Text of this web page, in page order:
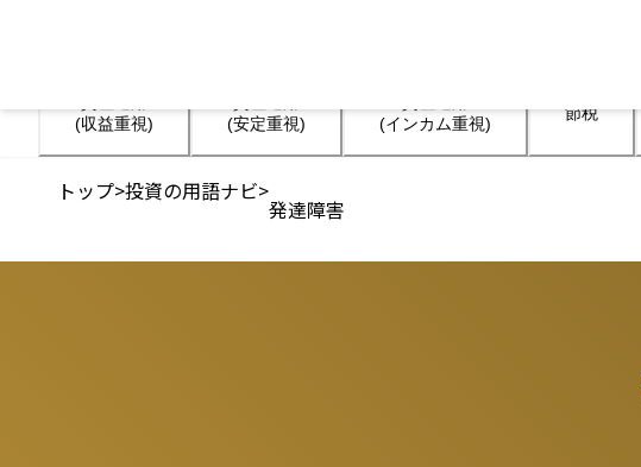
(収益重視)
(安定重視)
(インカム重視)
節税
トップ>投資の用語ナビ>
発達障害